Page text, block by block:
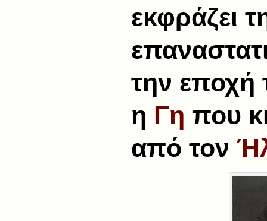
εκφράζει
την εποχή
η Γη που
από τον